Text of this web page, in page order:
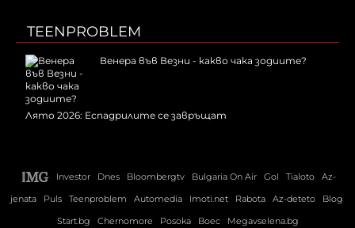
TEENPROBLEM
Венера във Везни - какво чака зодиите?
Лято 2026: Еспадрилите се завръщат
Investor Dnes Bloombergtv Bulgaria On Air Gol Tialoto
Az-
jenata
Puls Teenproblem Automedia Imoti.net Rabota Az-deteto
Blog
Start.bg
Chernomore Posoka Boec Megavselena.bg